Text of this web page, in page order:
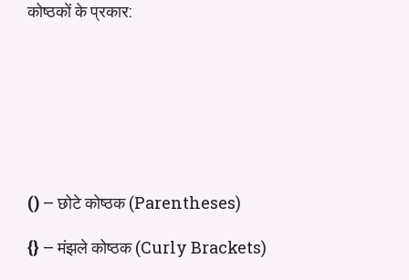
कोष्ठकों के प्रकार:
() – छोटे कोष्ठक (Parentheses)
{} – मंझले कोष्ठक (Curly Brackets)